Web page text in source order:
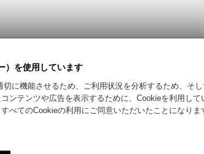
ございます。フリーメール以外のご登録をお勧め
）を使用しています
に機能させるため、ご利用状況を分析するため、そ
ンテンツや広告を表示するために、Cookieを利用して
べてのCookieの利用にご同意いただいたことになりま